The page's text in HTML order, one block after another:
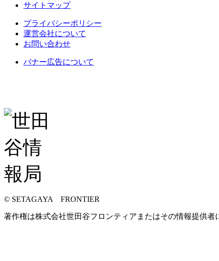
サイトマップ
プライバシーポリシー
運営会社について
お問い合わせ
バナー広告について
© SETAGAYA FRONTIER
著作権は株式会社世田谷フロンティアまたはその情報提供者